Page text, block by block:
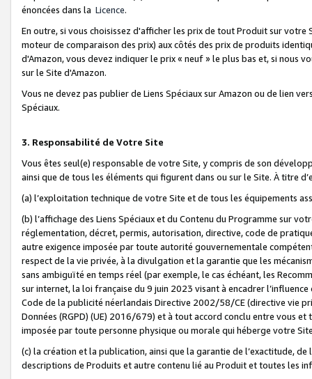
énoncées dans la Licence.
En outre, si vous choisissez d'afficher les prix de tout Produit sur
moteur de comparaison des prix) aux côtés des prix de produits
d'Amazon, vous devez indiquer le prix « neuf » le plus bas et, si nous
sur le Site d'Amazon.
Vous ne devez pas publier de Liens Spéciaux sur Amazon ou de lien
Spéciaux.
3. Responsabilité de Votre Site
Vous êtes seul(e) responsable de votre Site, y compris de son
ainsi que de tous les éléments qui figurent dans ou sur le Site. À titre
(a) l’exploitation technique de votre Site et de tous les équipements
(b) l’affichage des Liens Spéciaux et du Contenu du Programme sur
réglementation, décret, permis, autorisation, directive, code de
autre exigence imposée par toute autorité gouvernementale
respect de la vie privée, à la divulgation et la garantie que les
sans ambiguïté en temps réel (par exemple, le cas échéant, les
sur internet, la loi française du 9 juin 2023 visant à encadrer
Code de la publicité néerlandais Directive 2002/58/CE (directive vie
Données (RGPD) (UE) 2016/679) et à tout accord conclu entre vous
imposée par toute personne physique ou morale qui héberge votre
(c) la création et la publication, ainsi que la garantie de l’exactitude,
descriptions de Produits et autre contenu lié au Produit et toutes les